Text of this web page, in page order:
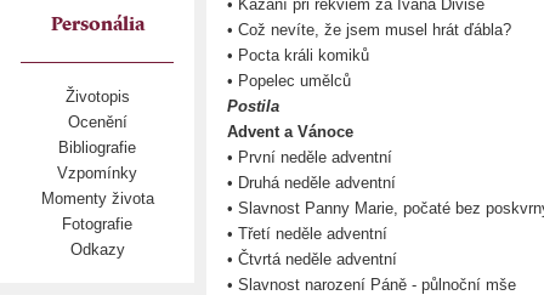
Personália
Životopis
Ocenění
Bibliografie
Vzpomínky
Momenty života
Fotografie
Odkazy
• Kázání při rekviem za Ivana Diviše
• Což nevíte, že jsem musel hrát ďábla?
• Pocta králi komiků
• Popelec umělců
Postila
Advent a Vánoce
• První neděle adventní
• Druhá neděle adventní
• Slavnost Panny Marie, počaté bez
• Třetí neděle adventní
• Čtvrtá neděle adventní
• Slavnost narození Páně - půlnoční mše